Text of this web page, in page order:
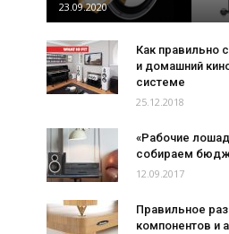
23.09.2020
Как правильно
и домашний
системе
25.12.2018
«Рабочие
собираем
12.09.2017
Правильное
компонентов и